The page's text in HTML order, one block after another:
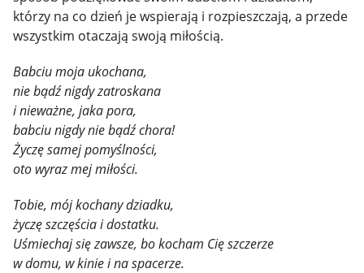
którzy na co dzień je wspierają i rozpieszczają, a przede
wszystkim otaczają swoją miłością.
Babciu moja ukochana,
nie bądź nigdy zatroskana
i nieważne, jaka pora,
babciu nigdy nie bądź chora!
Życzę samej pomyślności,
oto wyraz mej miłości.
Tobie, mój kochany dziadku,
życzę szczęścia i dostatku.
Uśmiechaj się zawsze, bo kocham Cię szczerze
w domu, w kinie i na spacerze.